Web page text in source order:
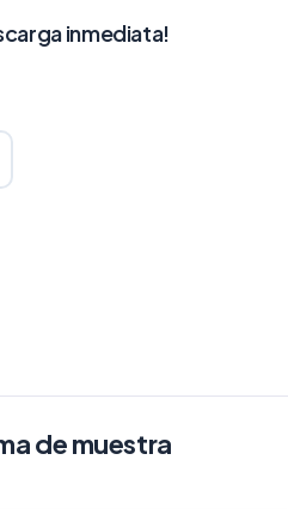
inmediata!
de muestra